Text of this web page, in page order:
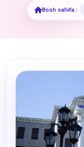
Bosh sahifa